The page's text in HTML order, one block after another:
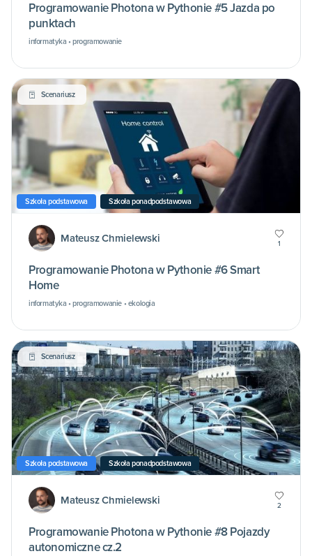
Programowanie Photona w Pythonie #5 Jazda po
punktach
informatyka • programowanie
Scenariusz
Szkoła podstawowa Szkoła ponadpodstawowa
Mateusz Chmielewski 1
Programowanie Photona w Pythonie #6 Smart
Home
informatyka • programowanie • ekologia
Scenariusz
Szkoła podstawowa Szkoła ponadpodstawowa
Mateusz Chmielewski 2
Programowanie Photona w Pythonie #8 Pojazdy
autonomiczne cz.2